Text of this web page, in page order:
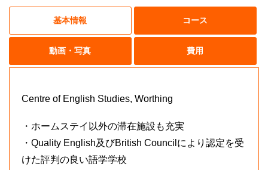
基本情報 コース
動画・写真 費用
Centre of English Studies, Worthing
・ホームステイ以外の滞在施設も充実
・Quality English及びBritish Councilにより認定を受
けた評判の良い語学学校